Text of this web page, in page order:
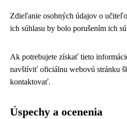
Zdieľanie osobných údajov o
ich súhlasu by bolo porušením ich
Ak potrebujete získať tieto
navštíviť oficiálnu webovú stránku
kontaktovať.
Úspechy a ocenenia